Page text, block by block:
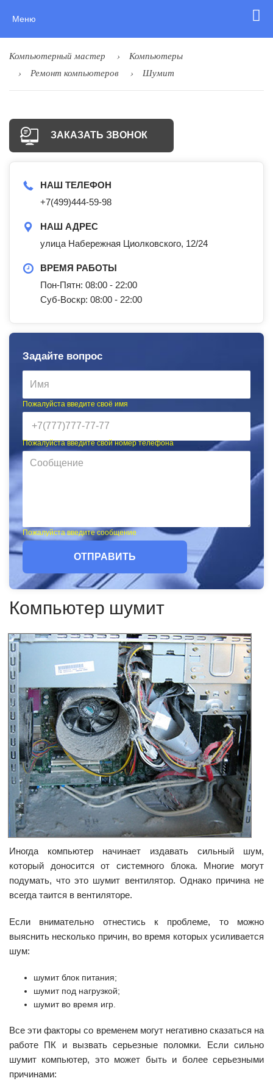
Меню
Компьютерный мастер
Компьютеры
Ремонт компьютеров
Шумит
ЗАКАЗАТЬ ЗВОНОК
НАШ ТЕЛЕФОН
+7(499)444-59-98
НАШ АДРЕС
улица Набережная Циолковского, 12/24
ВРЕМЯ РАБОТЫ
Пон-Пятн: 08:00 - 22:00
Суб-Воскр: 08:00 - 22:00
Задайте вопрос
Пожалуйста введите своё имя
Пожалуйста введите свой номер телефона
Пожалуйста введите сообщение
ОТПРАВИТЬ
Компьютер шумит
Иногда компьютер начинает издавать сильный шум,
который доносится от системного блока. Многие могут
подумать, что это шумит вентилятор. Однако причина не
всегда таится в вентиляторе.
Если внимательно отнестись к проблеме, то можно
выяснить несколько причин, во время которых усиливается
шум:
шумит блок питания;
шумит под нагрузкой;
шумит во время игр.
Все эти факторы со временем могут негативно сказаться на
работе ПК и вызвать серьезные поломки. Если сильно
шумит компьютер, это может быть и более серьезными
причинами: